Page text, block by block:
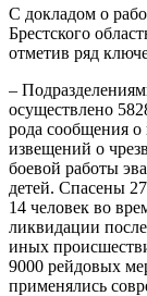
С докладом о
Брестского
отметив ряд
–
осуществлено
рода сообщения
извещений о
боевой работы
детей. Спасены
14 человек во
ликвидации
иных
9000 рейдовых
применялись